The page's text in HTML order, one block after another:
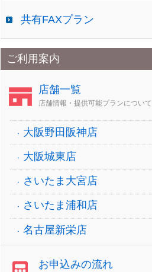
共有FAXプラン
ご利用案内
店舗一覧
店舗情報・提供可能プランについて
大阪野田阪神店
大阪城東店
さいたま大宮店
さいたま浦和店
名古屋新栄店
お申込みの流れ